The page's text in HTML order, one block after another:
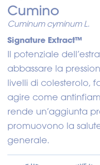
Cumino
Cuminum cyminum L.
Signature Extract™
Il potenziale
abbassare la
livelli di colesterolo,
agire come
rende un’aggiunta
promuovono la
generale.